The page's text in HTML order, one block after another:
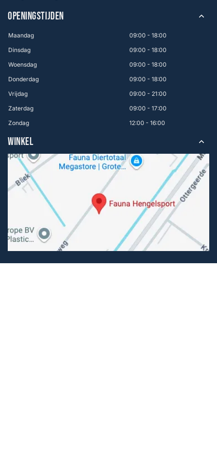
OPENINGSTIJDEN
Maandag
09:00 - 18:00
Dinsdag
09:00 - 18:00
Woensdag
09:00 - 18:00
Donderdag
09:00 - 18:00
Vrijdag
09:00 - 21:00
Zaterdag
09:00 - 17:00
Zondag
12:00 - 16:00
WINKEL